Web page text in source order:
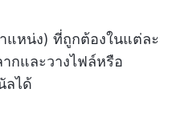
แหน่ง) ที่ถูกต้องในแต่ละ
กและวางไฟล์หรือ
ลได้